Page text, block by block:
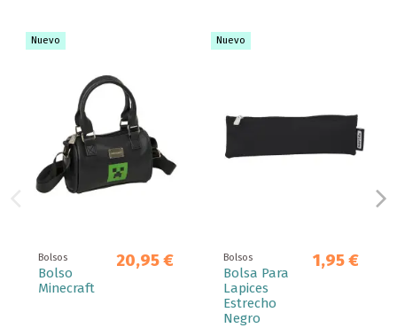
Nuevo
Bolsos
Bolso
Minecraft
20,95 €
Nuevo
Bolsos
Bolsa Para
Lapices
Estrecho
Negro
1,95 €